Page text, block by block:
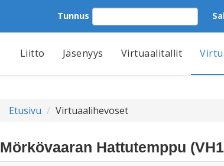
Tunnus
Liitto Jäsenyys Virtuaalitallit
Etusivu Virtuaalihevoset
Mörkövaaran Hattutemppu